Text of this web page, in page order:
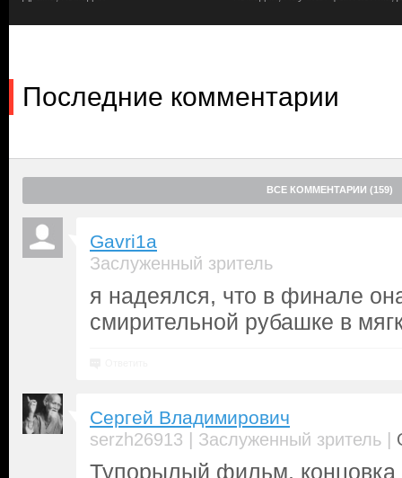
спасти человечество, он подговаривает простодушного кузена
выливающаяся во вспышки насилия. Сможет ли
Последние комментарии
ВСЕ КОММЕНТАРИИ (159)
Gavri1a
Заслуженный зритель
я надеялся, что в финале
смирительной рубашке в
Сергей Владимирович
serzh26913 | Заслуженный зритель |
Тупорылый фильм, концовка